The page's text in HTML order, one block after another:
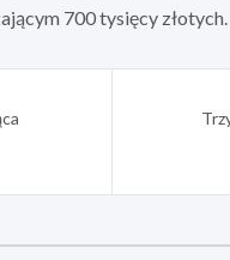
700 tysięcy złotych.